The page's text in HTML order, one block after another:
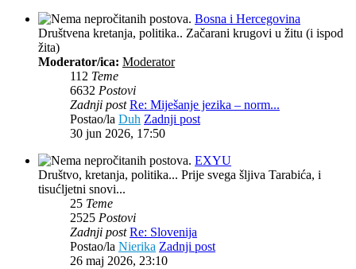
Bosna i Hercegovina
Društvena kretanja, politika.. Začarani krugovi u žitu (i ispod
žita)
Moderator/ica: Moderator
112 Teme
6632 Postovi
Zadnji post Re: Miješanje jezika – norm...
Postao/la Duh Zadnji post
30 jun 2026, 17:50
EXYU
Društvo, kretanja, politika... Prije svega šljiva Tarabića, i
tisućljetni snovi...
25 Teme
2525 Postovi
Zadnji post Re: Slovenija
Postao/la Nierika Zadnji post
26 maj 2026, 23:10